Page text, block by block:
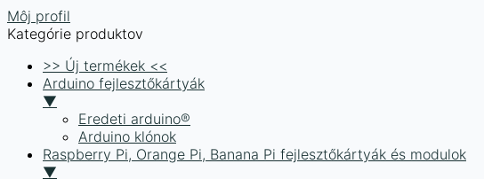
Môj profil
Kategórie produktov
>> Új termékek <<
Arduino fejlesztőkártyák
▼
Eredeti arduino®
Arduino klónok
Raspberry Pi, Orange Pi, Banana Pi fejlesztőkártyák és modulok
▼